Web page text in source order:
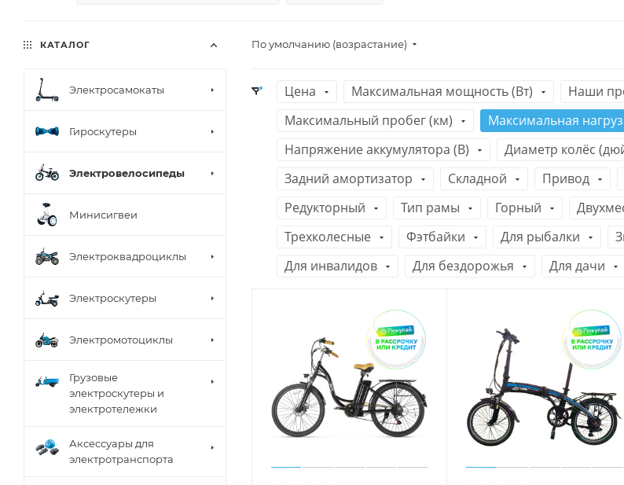
По умолчанию (возрастание)
Цена Максимальная мощность (Вт) Наши
Максимальный пробег (км)
Максимальная
Напряжение аккумулятора (В)
Диаметр колёс
Задний амортизатор
Складной Привод
Редукторный
Тип рамы Горный
Трехколесные
Фэтбайки Для рыбалки
Для инвалидов
Для бездорожья Для дачи
КАТАЛОГ
Электросамокаты
Гироскутеры
Электровелосипеды
Минисигвеи
Электроквадроциклы
Электроскутеры
Электромотоциклы
Грузовые
электроскутеры и
электротележки
Аксессуары для
электротранспорта